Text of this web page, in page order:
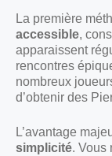
La première
accessible,
apparaissent
rencontres
nombreux
d’obtenir des
L’avantage
simplicité. Vous